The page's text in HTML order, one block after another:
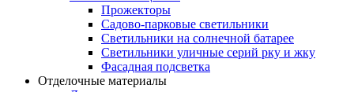
Прожекторы
Садово-парковые светильники
Светильники на солнечной батарее
Светильники уличные серий рку и жку
Фасадная подсветка
Отделочные материалы